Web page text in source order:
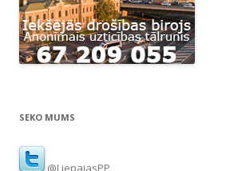
SEKO MUMS
@LiepajasPP